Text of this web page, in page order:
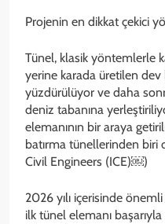
Projenin en dikkat çekici
Tünel, klasik yöntemlerle
yerine karada üretilen
yüzdürülüyor ve daha
deniz tabanına
elemanının bir araya
batırma tünellerinden
Civil Engineers (ICE)⁠￼)
2026 yılı içerisinde
ilk tünel elemanı